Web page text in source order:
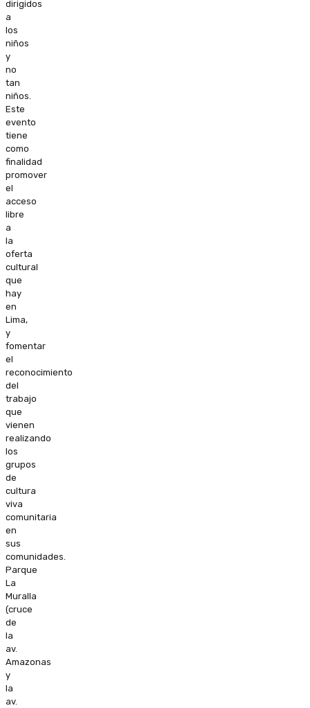
dirigidos
a
los
niños
y
no
tan
niños.
Este
evento
tiene
como
finalidad
promover
el
acceso
libre
a
la
oferta
cultural
que
hay
en
Lima,
y
fomentar
el
reconocimiento
del
trabajo
que
vienen
realizando
los
grupos
de
cultura
viva
comunitaria
en
sus
comunidades.
Parque
La
Muralla
(cruce
de
la
av.
Amazonas
y
la
av.